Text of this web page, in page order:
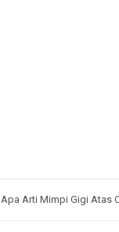
Apa Arti Mimpi Gigi Atas